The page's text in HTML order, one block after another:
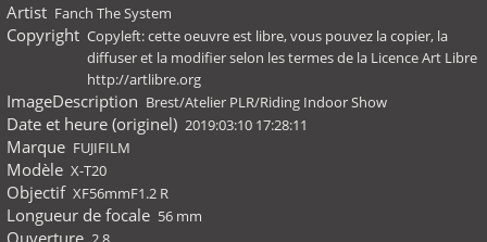
Artist Fanch The System
Copyright Copyleft: cette oeuvre est libre, vous pouvez la copier, la
diffuser et la modifier selon les termes de la Licence Art Libre
http://artlibre.org
ImageDescription Brest/Atelier PLR/Riding Indoor Show
Date et heure (originel) 2019:03:10 17:28:11
Marque FUJIFILM
Modèle X-T20
Objectif XF56mmF1.2 R
Longueur de focale 56 mm